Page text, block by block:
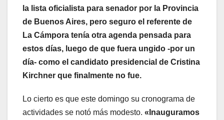
la lista oficialista para senador por la Provincia
de Buenos Aires, pero seguro el referente de
La Cámpora tenía otra agenda pensada para
estos días, luego de que fuera ungido -por un
día- como el candidato presidencial de Cristina
Kirchner que finalmente no fue.
Lo cierto es que este domingo su cronograma de
actividades se notó más modesto. «Inauguramos